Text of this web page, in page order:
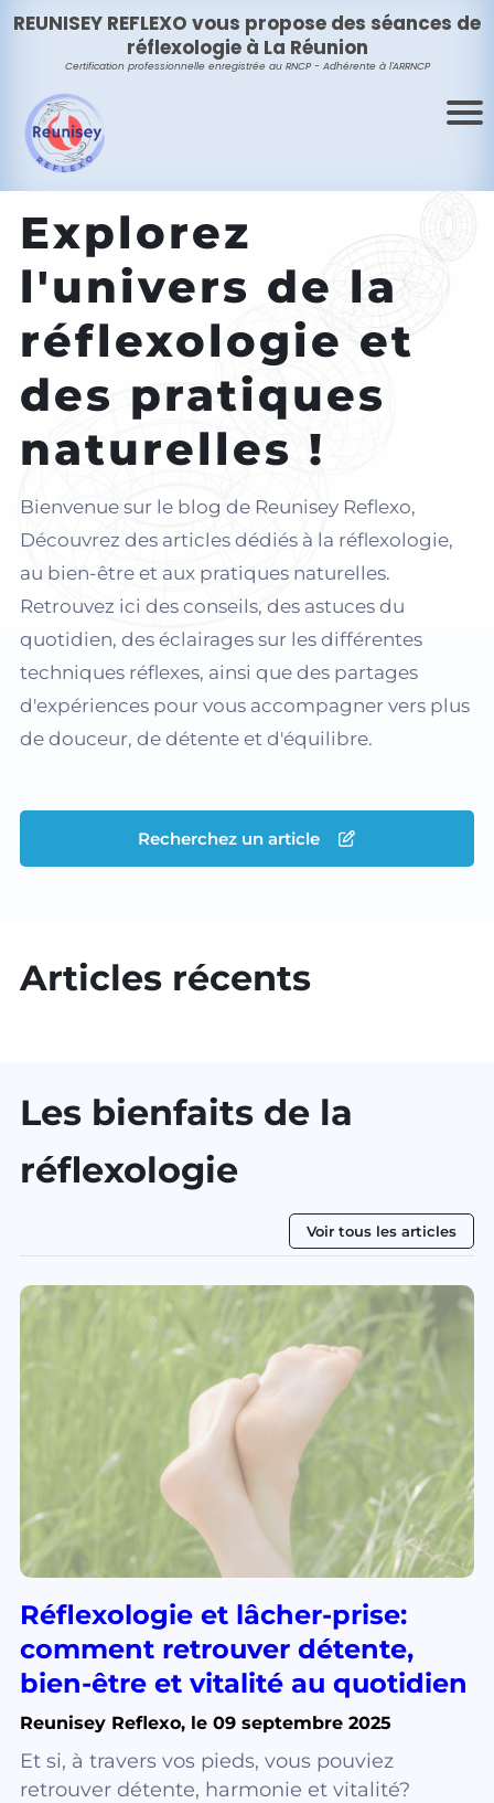
REUNISEY REFLEXO vous propose des séances de
réflexologie à La Réunion
Certification professionnelle enregistrée au RNCP - Adhérente à l'ARRNCP
Explorez
l'univers de la
réflexologie et
des pratiques
naturelles !
Bienvenue sur le blog de Reunisey Reflexo,
Découvrez des articles dédiés à la réflexologie,
au bien-être et aux pratiques naturelles.
Retrouvez ici des conseils, des astuces du
quotidien, des éclairages sur les différentes
techniques réflexes, ainsi que des partages
d'expériences pour vous accompagner vers plus
de douceur, de détente et d'équilibre.
Recherchez un article
Articles récents
Les bienfaits de la
réflexologie
Voir tous les articles
Réflexologie et lâcher-prise:
comment retrouver détente,
bien-être et vitalité au quotidien
Reunisey Reflexo, le 09 septembre 2025
Et si, à travers vos pieds, vous pouviez
retrouver détente, harmonie et vitalité?